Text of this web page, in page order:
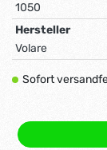
1050
Hersteller
Volare
Sofort